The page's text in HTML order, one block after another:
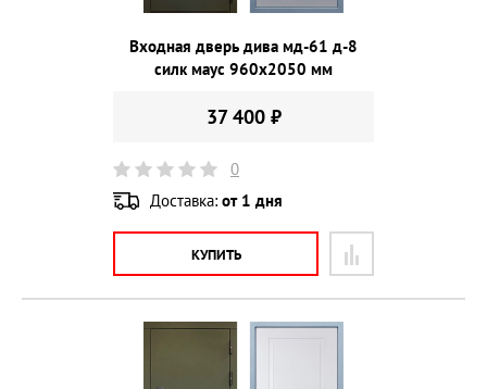
Входная дверь дива мд-61 д-8
силк маус 960х2050 мм
37 400 ₽
0
Доставка: от 1 дня
КУПИТЬ